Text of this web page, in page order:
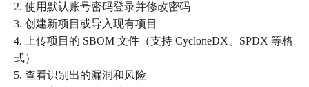
2. 使用默认账号密码登录并修改密码
3. 创建新项目或导入现有项目
4. 上传项目的 SBOM 文件（支持 CycloneDX、SPDX 等格
式）
5. 查看识别出的漏洞和风险